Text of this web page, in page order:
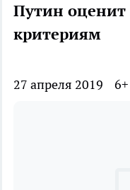
Путин оценит
критериям
27 апреля 2019 6+